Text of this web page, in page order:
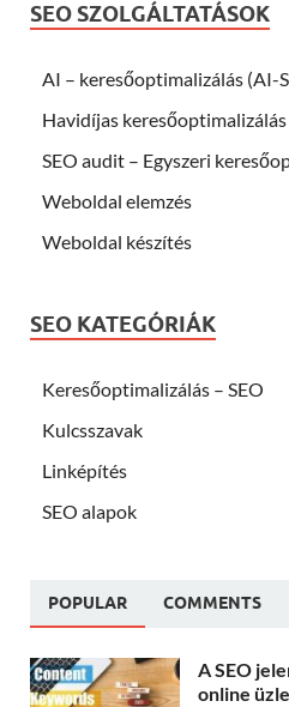
SEO SZOLGÁLTATÁSOK
AI – keresőoptimalizálás (AI-
Havidíjas keresőoptimalizálás
SEO audit – Egyszeri
Weboldal elemzés
Weboldal készítés
SEO KATEGÓRIÁK
Keresőoptimalizálás – SEO
Kulcsszavak
Linképítés
SEO alapok
POPULAR COMMENTS
A SEO
online